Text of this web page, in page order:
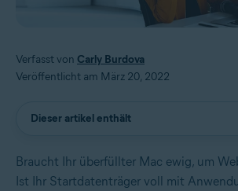
Verfasst von Carly Burdova
Veröffentlicht am März 20, 2022
Dieser artikel enthält
Braucht Ihr überfüllter Mac ewig, um
Ist Ihr Startdatenträger voll mit